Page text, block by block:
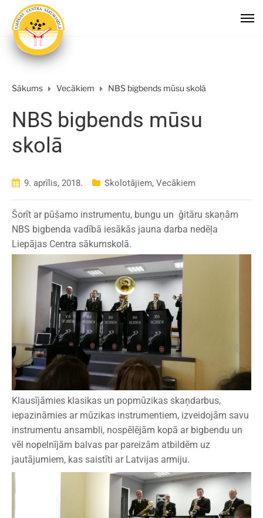
Sākums Vecākiem NBS bigbends mūsu skolā
NBS bigbends mūsu
skolā
9. aprīlis, 2018. Skolotājiem, Vecākiem
Šorīt ar pūšamo instrumentu, bungu un ģitāru skaņām
NBS bigbenda vadībā iesākās jauna darba nedēļa
Liepājas Centra sākumskolā.
Klausījāmies klasikas un popmūzikas skaņdarbus,
iepazināmies ar mūzikas instrumentiem, izveidojām savu
instrumentu ansambli, nospēlējām kopā ar bigbendu un
vēl nopelnījām balvas par pareizām atbildēm uz
jautājumiem, kas saistīti ar Latvijas armiju.